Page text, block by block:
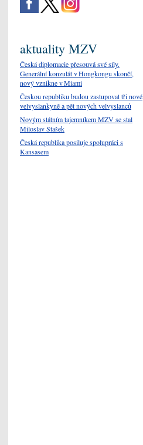
aktuality MZV
Česká diplomacie přesouvá své síly.
Generální konzulát v Hongkongu skončí,
nový vznikne v Miami
Českou republiku budou zastupovat tři nové
velvyslankyně a pět nových velvyslanců
Novým státním tajemníkem MZV se stal
Miloslav Stašek
Česká republika posiluje spolupráci s
Kansasem